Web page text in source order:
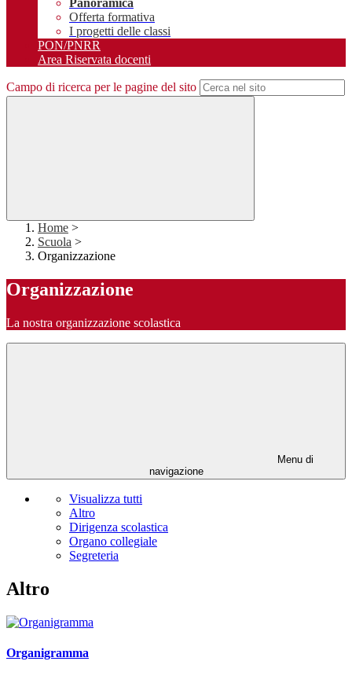
Panoramica
Offerta formativa
I progetti delle classi
PON/PNRR
Area Riservata docenti
Campo di ricerca per le pagine del sito
Home >
Scuola >
Organizzazione
Organizzazione
La nostra organizzazione scolastica
Menu di
navigazione
Visualizza tutti
Altro
Dirigenza scolastica
Organo collegiale
Segreteria
Altro
Organigramma